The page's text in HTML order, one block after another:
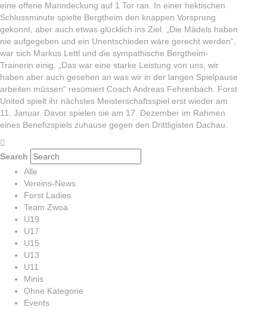
eine offene Manndeckung auf 1 Tor ran. In einer hektischen
Schlussminute spielte Bergtheim den knappen Vorsprung
gekonnt, aber auch etwas glücklich ins Ziel. „Die Mädels haben
nie aufgegeben und ein Unentschieden wäre gerecht werden“,
war sich Markus Lettl und die sympathische Bergtheim-
Trainerin einig. „Das war eine starke Leistung von uns, wir
haben aber auch gesehen an was wir in der langen Spielpause
arbeiten müssen“ resümiert Coach Andreas Fehrenbach. Forst
United spielt ihr nächstes Meisterschaftsspiel erst wieder am
11. Januar. Davor spielen sie am 17. Dezember im Rahmen
eines Benefizspiels zuhause gegen den Drittligisten Dachau.
Search
Alle
Vereins-News
Forst Ladies
Team Zwoa
U19
U17
U15
U13
U11
Minis
Ohne Kategorie
Events